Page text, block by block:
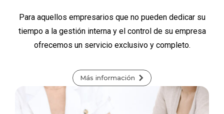
Para aquellos empresarios que no pueden dedicar su
tiempo a la gestión interna y el control de su empresa
ofrecemos un servicio exclusivo y completo.
Más información